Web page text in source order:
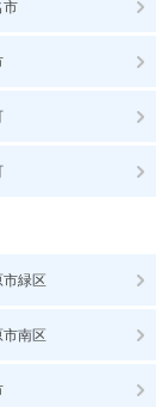
市
緑区
南区